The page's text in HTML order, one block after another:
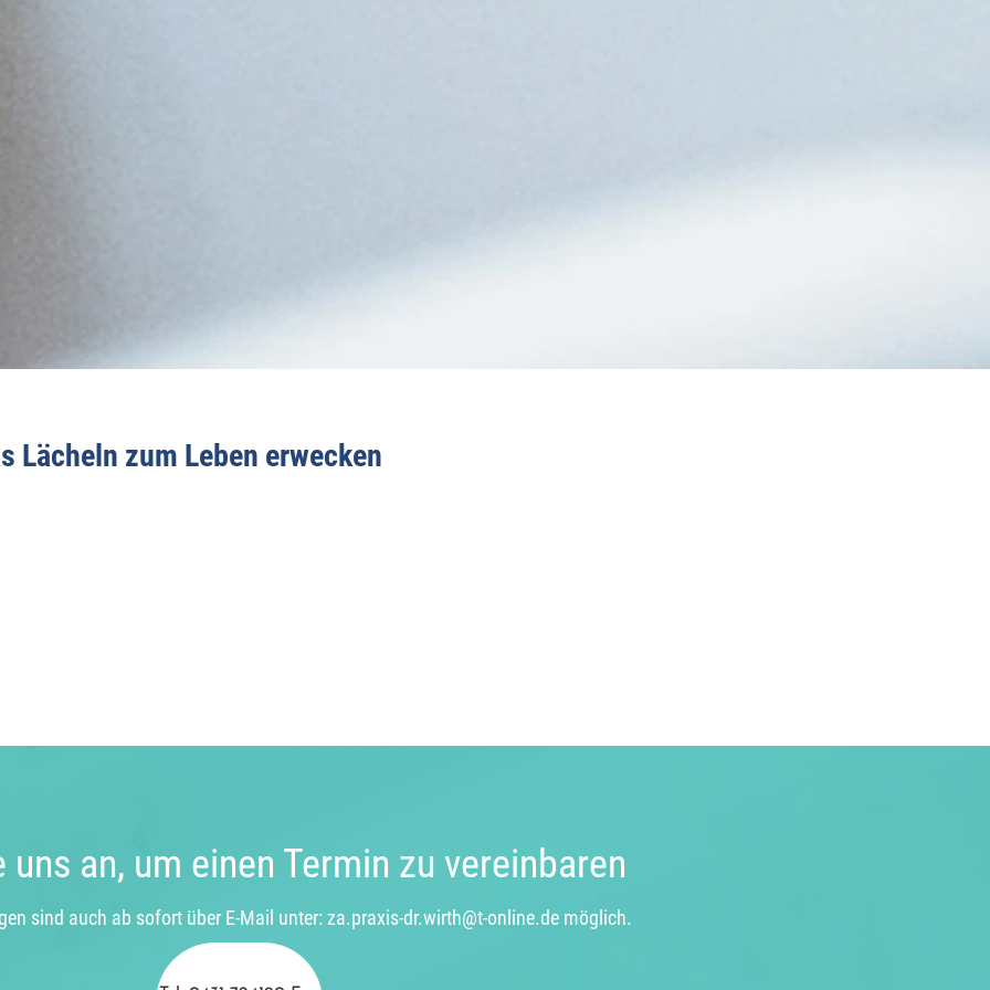
Lächeln zum Leben erwecken
uns an, um einen Termin zu vereinbaren
sind auch ab sofort über E-Mail unter: za.praxis-dr.wirth@t-online.de möglich.